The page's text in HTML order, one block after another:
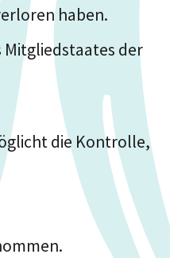
haben.
Mitgliedstaates der
die Kontrolle,